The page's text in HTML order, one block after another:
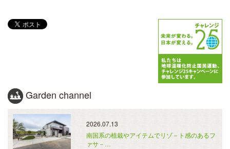
Garden channel
2026.07.13
南国系の植栽やアイテムでリゾ－ト感のあるフ
ァサ－…